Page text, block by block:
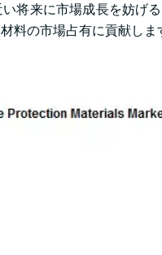
将来に市場成長を妨げ
料の市場占有に貢献しま